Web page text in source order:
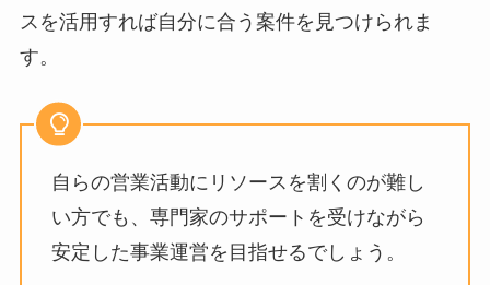
スを活用すれば自分に合う案件を見つけられま
す。
自らの営業活動にリソースを割くのが難し
い方でも、専門家のサポートを受けながら
安定した事業運営を目指せるでしょう。